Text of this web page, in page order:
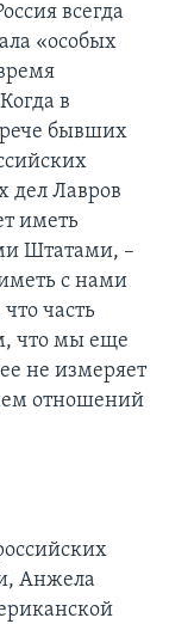
всегда
«особых
в
бывших
дел Лавров
иметь
Штатами, –
с нами
часть
что мы еще
не измеряет
отношений
Анжела